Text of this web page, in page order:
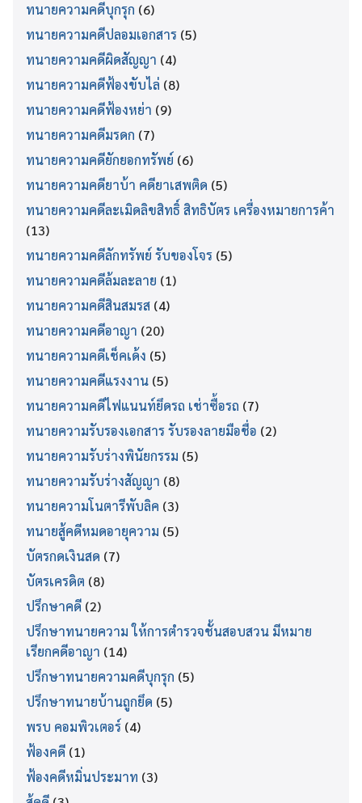
ทนายความคดีบุกรุก (6)
ทนายความคดีปลอมเอกสาร (5)
ทนายความคดีผิดสัญญา (4)
ทนายความคดีฟ้องขับไล่ (8)
ทนายความคดีฟ้องหย่า (9)
ทนายความคดีมรดก (7)
ทนายความคดียักยอกทรัพย์ (6)
ทนายความคดียาบ้า คดียาเสพติด (5)
ทนายความคดีละเมิดลิขสิทธิ์ สิทธิบัตร เครื่องหมายการค้า
(13)
ทนายความคดีลักทรัพย์ รับของโจร (5)
ทนายความคดีล้มละลาย (1)
ทนายความคดีสินสมรส (4)
ทนายความคดีอาญา (20)
ทนายความคดีเช็คเด้ง (5)
ทนายความคดีแรงงาน (5)
ทนายความคดีไฟแนนท์ยึดรถ เช่าซื้อรถ (7)
ทนายความรับรองเอกสาร รับรองลายมือชื่อ (2)
ทนายความรับร่างพินัยกรรม (5)
ทนายความรับร่างสัญญา (8)
ทนายความโนตารีพับลิค (3)
ทนายสู้คดีหมดอายุความ (5)
บัตรกดเงินสด (7)
บัตรเครดิต (8)
ปรึกษาคดี (2)
ปรึกษาทนายความ ให้การตำรวจชั้นสอบสวน มีหมาย
เรียกคดีอาญา (14)
ปรึกษาทนายความคดีบุกรุก (5)
ปรึกษาทนายบ้านถูกยึด (5)
พรบ คอมพิวเตอร์ (4)
ฟ้องคดี (1)
ฟ้องคดีหมิ่นประมาท (3)